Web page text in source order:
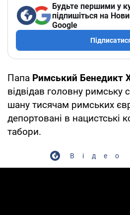
Будьте першими у
підпишіться на
Google
Папа Римський Бенедикт
відвідав головну римську
шану тисячам римських
депортовані в нацистські
табори.